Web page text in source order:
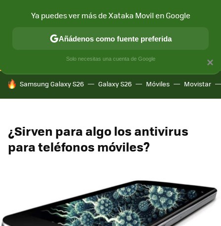
CONECTIVIDAD MÓVIL Y SOCIEDAD APLICACIONES
HOY SE HABLA DE
Samsung Galaxy S26 Galaxy S26 Móviles Movistar
¿Sirven para algo los antivirus
para teléfonos móviles?
×
Ya puedes ver más de Xataka Movil en Google
Añádenos como fuente preferida
Solo necesitas una cuenta de Google